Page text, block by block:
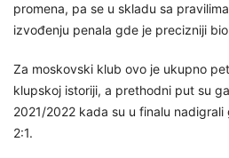
promena, pa se u skladu sa
izvođenju penala gde je precizniji
Za moskovski klub ovo je ukupno
klupskoj istoriji, a prethodni put su
2021/2022 kada su u finalu
2:1.